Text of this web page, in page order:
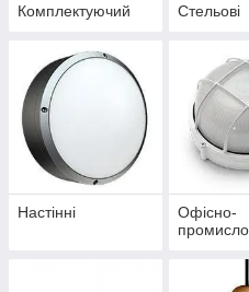
Комплектуючий Стельові
Настінні
Офісно-